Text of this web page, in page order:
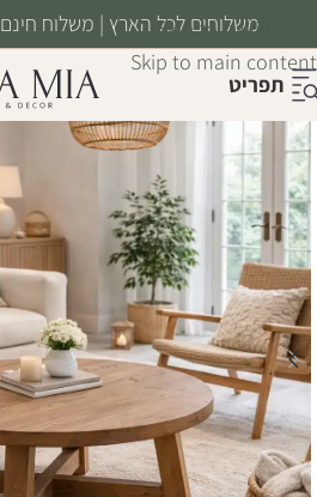
Skip to navigation
Skip to main content
משלוחים לכל הארץ | משלוח חינם
תפריט